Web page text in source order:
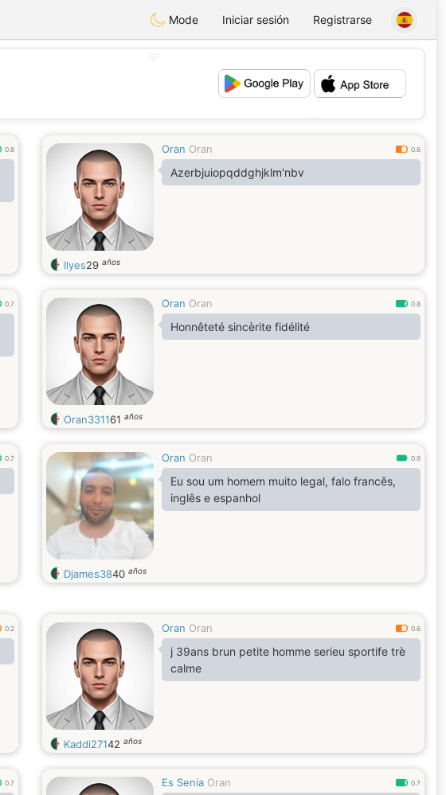
Mode Iniciar sesión Registrarse
0.8 Oran Oran 0.6
Azerbjuiopqddghjklm'nbv
Ilyes29 años
0.7 Oran Oran 0.8
Honnêteté sincèrite fidélité
Oran331161 años
0.7 Oran Oran 0.9
Eu sou um homem muito legal, falo francês,
inglês e espanhol
Djames3840 años
0.2 Oran Oran 0.6
j 39ans brun petite homme serieu sportife trè
calme
Kaddi27142 años
0.7 Es Senia Oran 0.7